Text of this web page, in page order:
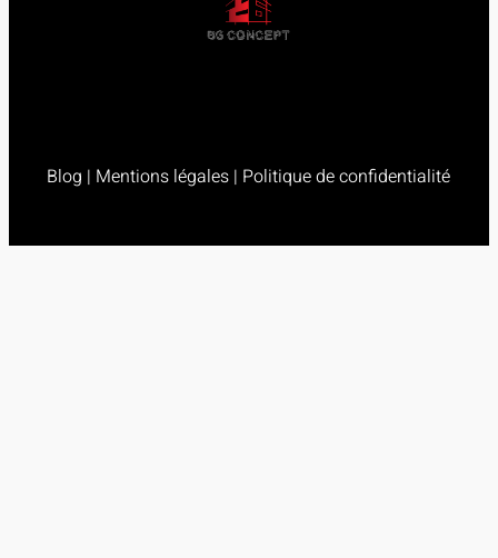
Blog | Mentions légales| Politique de confidentialité